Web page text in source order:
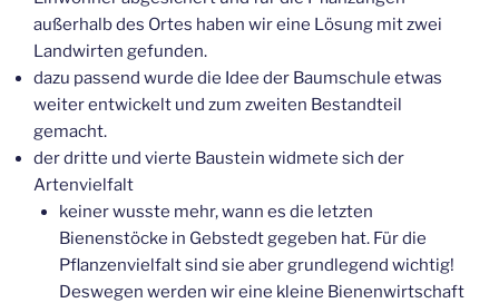
außerhalb des Ortes haben wir eine Lösung mit zwei
Landwirten gefunden.
dazu passend wurde die Idee der Baumschule etwas
weiter entwickelt und zum zweiten Bestandteil
gemacht.
der dritte und vierte Baustein widmete sich der
Artenvielfalt
keiner wusste mehr, wann es die letzten
Bienenstöcke in Gebstedt gegeben hat. Für die
Pflanzenvielfalt sind sie aber grundlegend wichtig!
Deswegen werden wir eine kleine Bienenwirtschaft